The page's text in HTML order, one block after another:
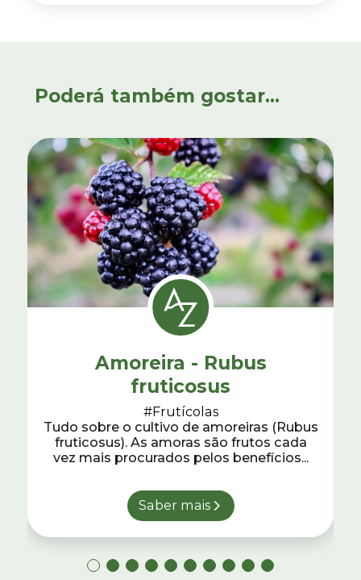
Poderá também gostar...
Amoreira - Rubus
fruticosus
#Frutícolas
Tudo sobre o cultivo de amoreiras (Rubus
fruticosus). As amoras são frutos cada
vez mais procurados pelos benefícios...
Saber mais